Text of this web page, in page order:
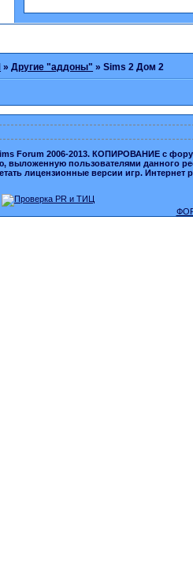
»Другие "аддоны" »Sims 2 Дом 2
Forum 2006-2013. КОПИРОВАНИЕ с
выложенную пользователями данного
лицензионные версии игр.